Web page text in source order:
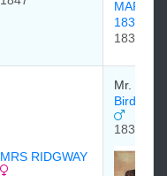
1837
1837
MRS RIDGWAY
Mr.
1833